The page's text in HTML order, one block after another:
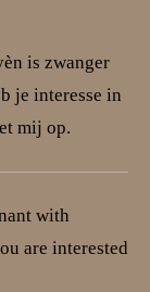
is zwanger
je interesse in
mij op.
with
are interested